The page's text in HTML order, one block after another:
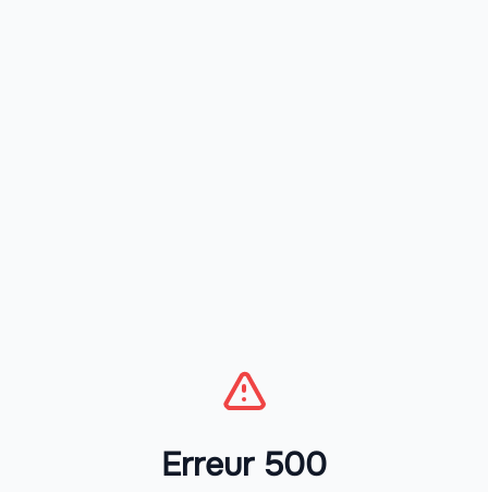
Erreur 500